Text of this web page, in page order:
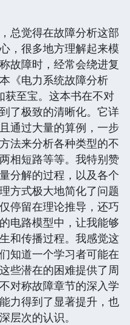
总觉得在故障分析这部
，很多地方理解起来模
故障时，经常会绕进复
《电力系统故障分析
获至宝。这本书在不对
了极致的清晰化。它详
通过大量的算例，一步
法来分析各种类型的不
相短路等等。我特别赞
分解的过程，以及各个
方式极大地简化了问题
停留在理论推导，还巧
电路模型中，让我能够
和传播过程。我感觉这
知道一个学习者可能在
些潜在的困难提供了周
对称故障章节的深入学
力得到了显著提升，也
层次的认识。